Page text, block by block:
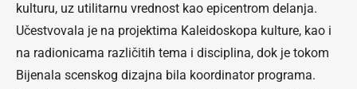
kulturu, uz utilitarnu vrednost kao epicentrom delanja.
Učestvovala je na projektima Kaleidoskopa kulture, kao i
na radionicama različitih tema i disciplina, dok je tokom
Bijenala scenskog dizajna bila koordinator programa.